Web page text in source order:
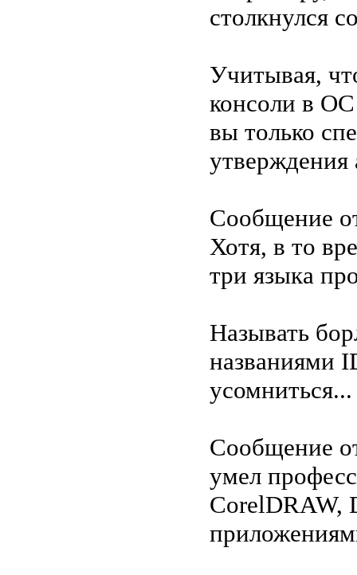
столкнулся
Учитывая,
консоли в
вы только
утверждения
Сообщение
Хотя, в то
три языка
Называть
названиями
усомниться...
Сообщение
умел
CorelDRAW,